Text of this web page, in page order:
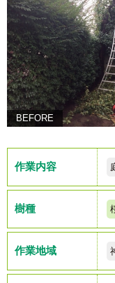
BEFORE
作業内容
樹種
作業地域